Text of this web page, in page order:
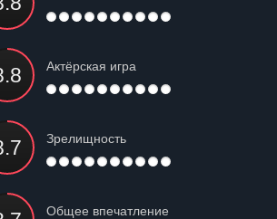
Актёрская игра
Зрелищность
Общее впечатление